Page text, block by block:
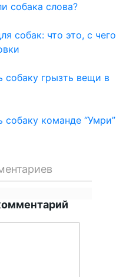
собака слова?
собак: что это, с чего
собаку грызть вещи в
собаку команде “Умри”